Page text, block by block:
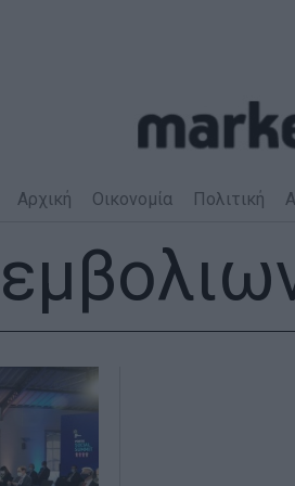
Αρχική Οικονομία Πολιτική